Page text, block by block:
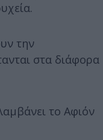
την
στα διάφορα
το Αφιόν